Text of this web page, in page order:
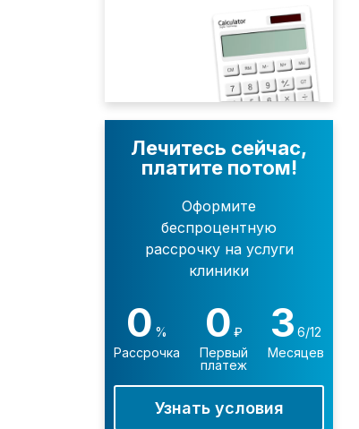
Лечитесь сейчас,
платите потом!
Оформите
беспроцентную
рассрочку на услуги
клиники
0 %
Рассрочка
0 ₽
Первый
платеж
3 6/12
Месяцев
Узнать условия